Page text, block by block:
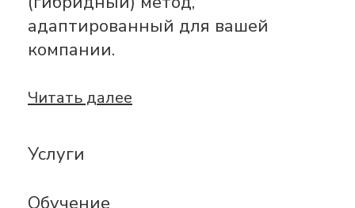
Услуги
Обучение
адаптированный для вашей
компании.
Читать далее